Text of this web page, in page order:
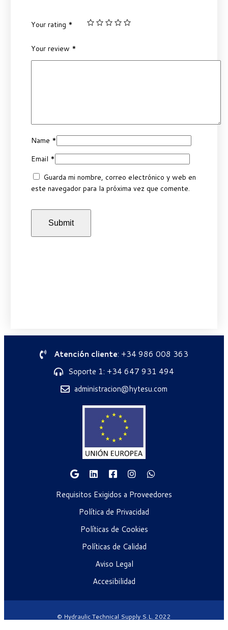
Your rating *
Your review *
Name *
Email *
Guarda mi nombre, correo electrónico y web en
este navegador para la próxima vez que comente.
Atención cliente: +34 986 008 363
Soporte 1: +34 647 931 494
administracion@hytesu.com
Requisitos Exigidos a Proveedores
Política de Privacidad
Políticas de Cookies
Políticas de Calidad
Aviso Legal
Accesibilidad
© Hydraulic Technical Supply S.L. 2022